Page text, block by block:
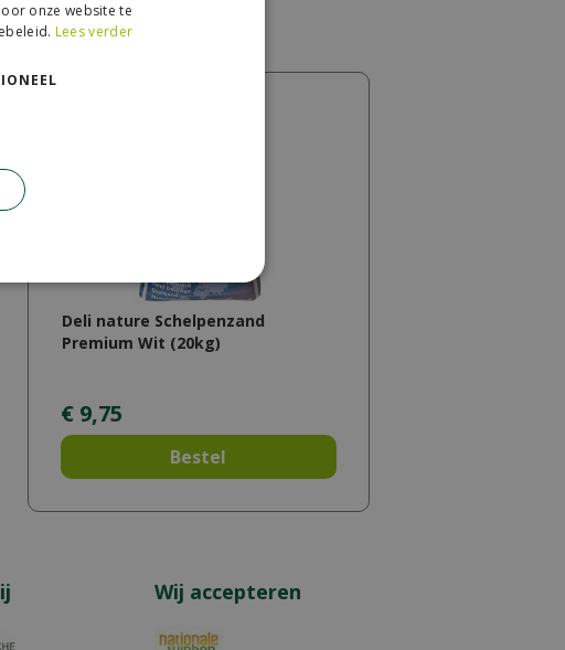
Deli nature Schelpenzand
Premium Wit (20kg)
€ 9,75
Bestel
Wij accepteren
onze website te
Lees verder